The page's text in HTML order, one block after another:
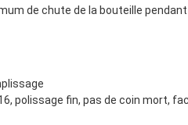
de chute de la bouteille pendant
polissage fin, pas de coin mort,